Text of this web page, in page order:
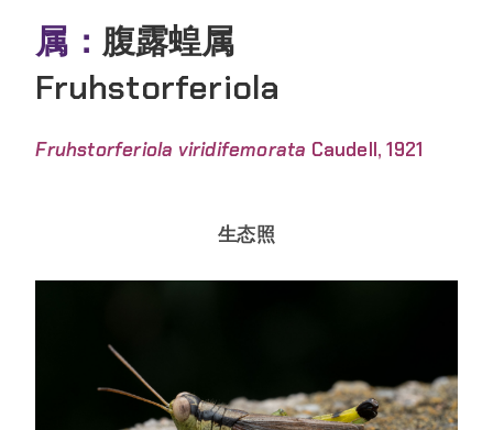
属： 腹露蝗属
Fruhstorferiola
Fruhstorferiola viridifemorata Caudell, 1921
生态照